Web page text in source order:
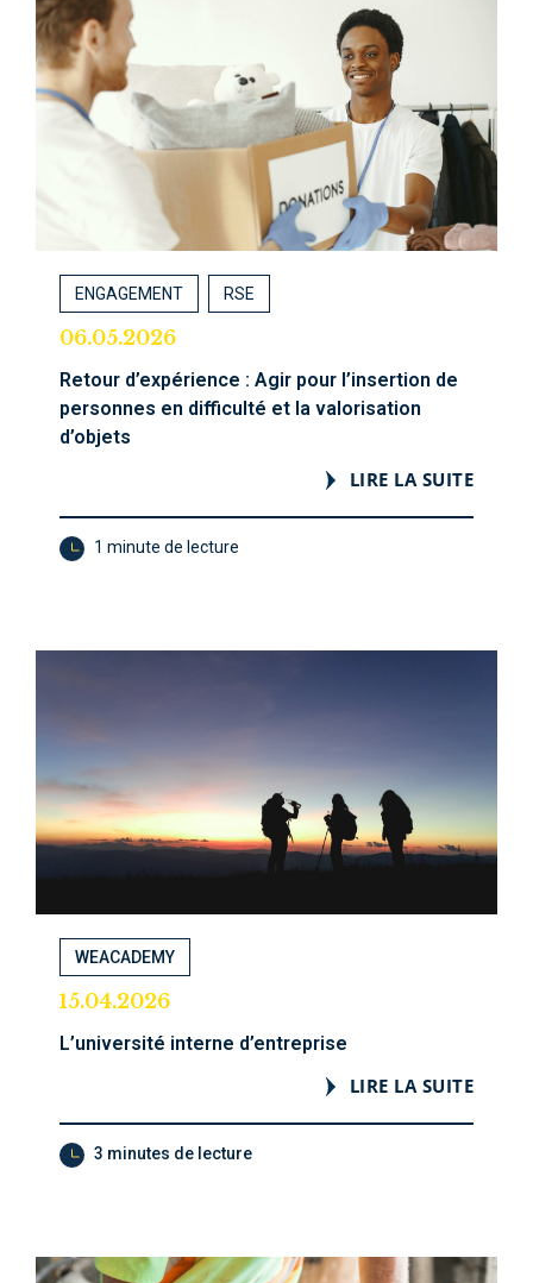
ENGAGEMENT RSE
06.05.2026
Retour d’expérience : Agir pour l’insertion de
personnes en difficulté et la valorisation
d’objets
LIRE LA SUITE
1 minute de lecture
WEACADEMY
15.04.2026
L’université interne d’entreprise
LIRE LA SUITE
3 minutes de lecture